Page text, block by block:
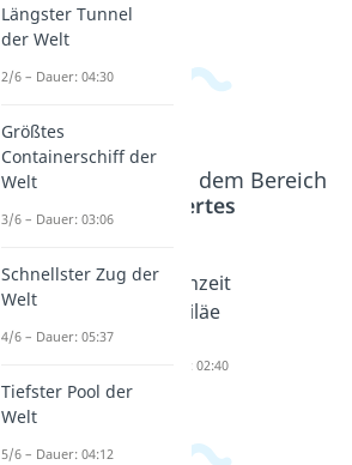
Beliebte Inhalte aus dem Bereich
Wissenswertes
Ich liebe
dich
Sprüche
Liebe ist
Dauer: 02:09
Hochzeit
sjubiläe
Dauer: 02:40
Längster Tunnel
der Welt
2/6 – Dauer: 04:30
Größtes
Containerschiff der
Welt
3/6 – Dauer: 03:06
Schnellster Zug der
Welt
4/6 – Dauer: 05:37
Tiefster Pool der
Welt
5/6 – Dauer: 04:12